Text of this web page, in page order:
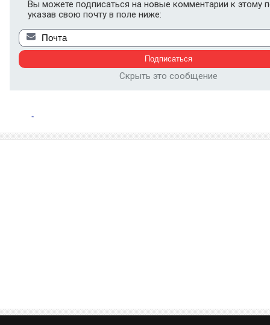
Вы можете подписаться на новые комментарии к этому
указав свою почту в поле ниже:
Скрыть это сообщение